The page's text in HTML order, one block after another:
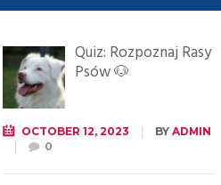
Quiz: Rozpoznaj Rasy
Psów 🐶
OCTOBER 12, 2023 BY ADMIN
0